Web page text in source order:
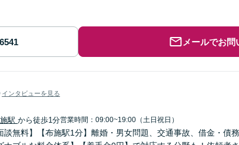
メールでお問
インタビューを見る
駅 から徒歩1分営業時間：09:00~19:00（土日祝日）
談無料】【布施駅1分】離婚・男女問題、交通事故、借金・債